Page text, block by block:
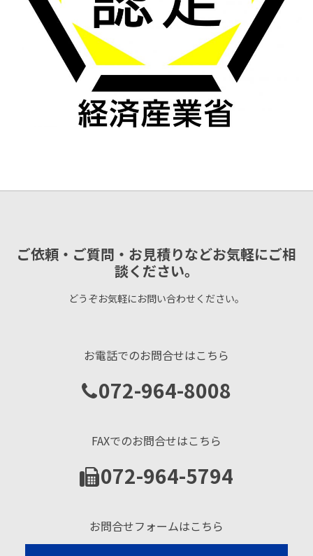
ご依頼・ご質問・お見積りなどお気軽にご相
談ください。
どうぞお気軽にお問い合わせください。
お電話でのお問合せはこちら
072-964-8008
FAXでのお問合せはこちら
072-964-5794
お問合せフォームはこちら